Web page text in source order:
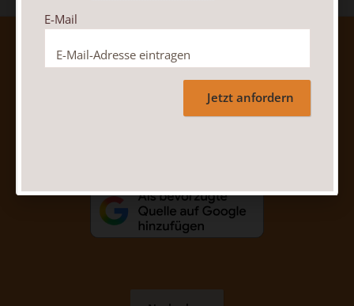
AGB und Widerrufsbelehrung
Barrierefreiheit
Impressum
Abo online kündigen
E-Mail
Jetzt anfordern